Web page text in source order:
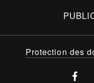
Protection des